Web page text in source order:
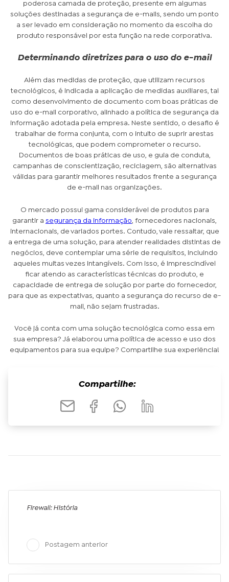
poderosa camada de proteção, presente em algumas
soluções destinadas a segurança de e-mails, sendo um ponto
a ser levado em consideração no momento da escolha do
produto responsável por esta função na rede corporativa.
Determinando diretrizes para o uso do e-mail
Além das medidas de proteção, que utilizam recursos
tecnológicos, é indicada a aplicação de medidas auxiliares, tal
como desenvolvimento de documento com boas práticas de
uso do e-mail corporativo, alinhado a política de segurança da
informação adotada pela empresa. Neste sentido, o desafio é
trabalhar de forma conjunta, com o intuito de suprir arestas
tecnológicas, que podem comprometer o recurso.
Documentos de boas práticas de uso, e guia de conduta,
campanhas de conscientização, reciclagem, são alternativas
válidas para garantir melhores resultados frente a segurança
de e-mail nas organizações.
O mercado possui gama considerável de produtos para
garantir a segurança da informação , fornecedores nacionais,
internacionais, de variados portes. Contudo, vale ressaltar, que
a entrega de uma solução, para atender realidades distintas de
negócios, deve contemplar uma série de requisitos, incluindo
aqueles muitas vezes intangíveis. Com isso, é imprescindível
ficar atendo as características técnicas do produto, e
capacidade de entrega de solução por parte do fornecedor,
para que as expectativas, quanto a segurança do recurso de e-
mail, não sejam frustradas.
Você já conta com uma solução tecnológica como essa em
sua empresa? Já elaborou uma política de acesso e uso dos
equipamentos para sua equipe? Compartilhe sua experiência!
Compartilhe:
Firewall: História
Postagem anterior